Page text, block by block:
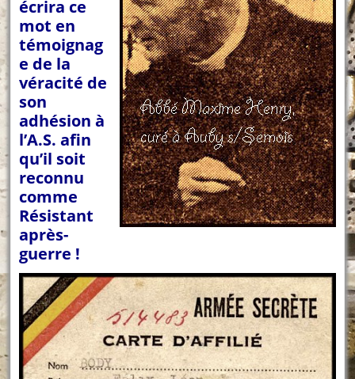
écrira ce
mot en
témoignag
e de la
véracité de
son
adhésion à
l’A.S. afin
qu’il soit
reconnu
comme
Résistant
après-
guerre !